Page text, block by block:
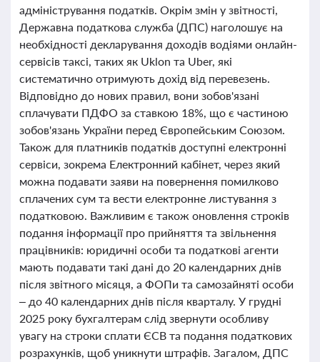
адміністрування податків. Окрім змін у звітності,
Державна податкова служба (ДПС) наголошує на
необхідності декларування доходів водіями онлайн-
сервісів таксі, таких як Uklon та Uber, які
систематично отримують дохід від перевезень.
Відповідно до нових правил, вони зобов'язані
сплачувати ПДФО за ставкою 18%, що є частиною
зобов'язань України перед Європейським Союзом.
Також для платників податків доступні електронні
сервіси, зокрема Електронний кабінет, через який
можна подавати заяви на повернення помилково
сплачених сум та вести електронне листування з
податковою. Важливим є також оновлення строків
подання інформації про прийняття та звільнення
працівників: юридичні особи та податкові агенти
мають подавати такі дані до 20 календарних днів
після звітного місяця, а ФОПи та самозайняті особи
– до 40 календарних днів після кварталу. У грудні
2025 року бухгалтерам слід звернути особливу
увагу на строки сплати ЄСВ та подання податкових
розрахунків, щоб уникнути штрафів. Загалом, ДПС